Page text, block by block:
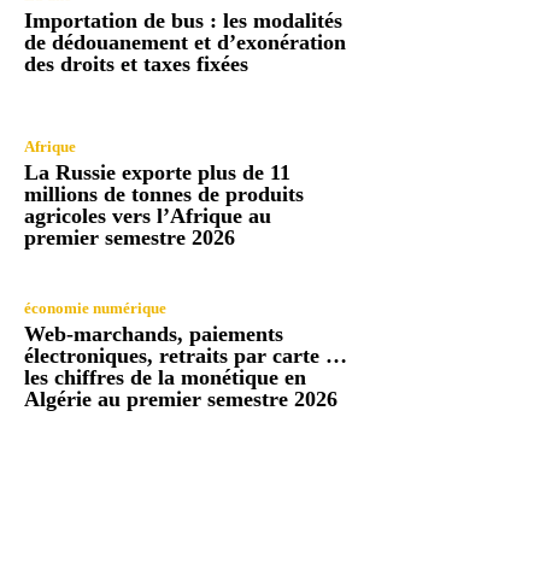
Importation de bus : les modalités
de dédouanement et d’exonération
des droits et taxes fixées
Afrique
La Russie exporte plus de 11
millions de tonnes de produits
agricoles vers l’Afrique au
premier semestre 2026
économie numérique
Web-marchands, paiements
électroniques, retraits par carte …
les chiffres de la monétique en
Algérie au premier semestre 2026